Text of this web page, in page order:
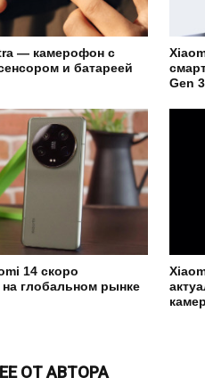
— камерофон с
и батареей
Gen 3
14 скоро
глобальном рынке
ОТ АВТОРА